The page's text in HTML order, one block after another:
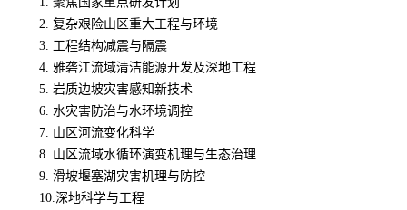
2. 复杂艰险山区重大工程与环境
3. 工程结构减震与隔震
4. 雅砻江流域清洁能源开发及深地工程
5. 岩质边坡灾害感知新技术
6. 水灾害防治与水环境调控
7. 山区河流变化科学
8. 山区流域水循环演变机理与生态治理
9. 滑坡堰塞湖灾害机理与防控
10.深地科学与工程